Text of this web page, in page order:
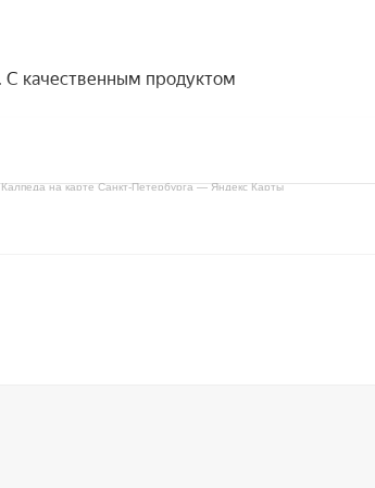
Калпеда на карте Санкт‑Петербурга — Яндекс Карты